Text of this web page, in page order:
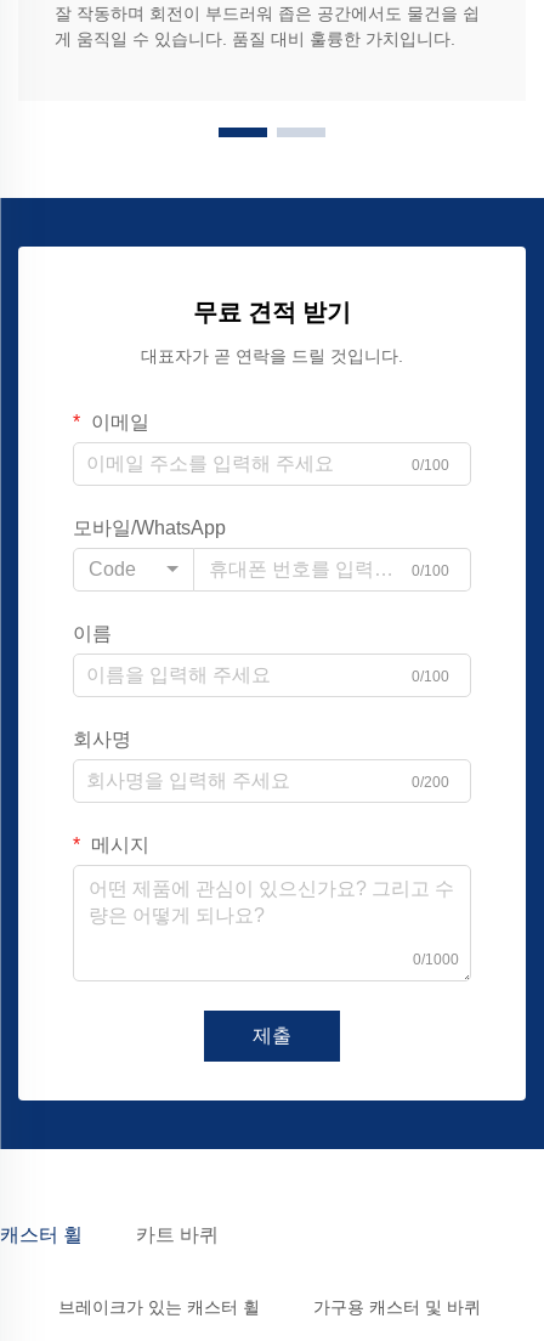
잘 작동하며 회전이 부드러워 좁은 공간에서도 물건을 쉽
게 움직일 수 있습니다. 품질 대비 훌륭한 가치입니다.
무료 견적 받기
대표자가 곧 연락을 드릴 것입니다.
이메일
0/100
모바일/WhatsApp
Code
0/100
이름
0/100
회사명
0/200
메시지
0/1000
제출
캐스터 휠 카트 바퀴
브레이크가 있는 캐스터 휠 가구용 캐스터 및 바퀴